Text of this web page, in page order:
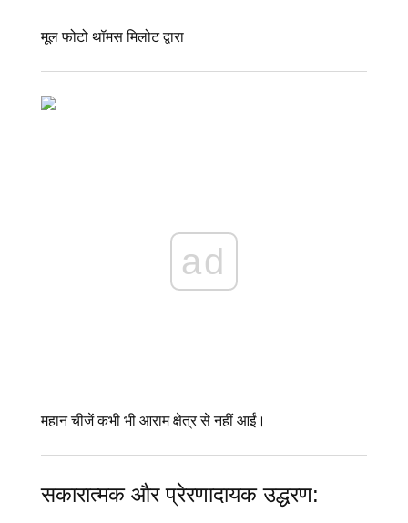
मूल फोटो थॉमस मिलोट द्वारा
ad
महान चीजें कभी भी आराम क्षेत्र से नहीं आईं।
सकारात्मक और प्रेरणादायक उद्धरण: